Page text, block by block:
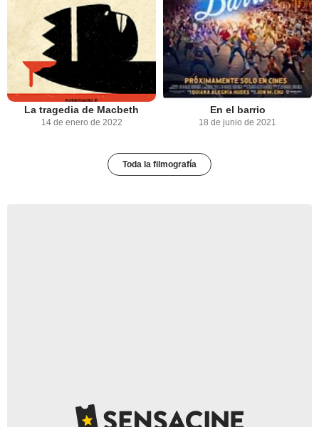
La tragedia de Macbeth
14 de enero de 2022
En el barrio
18 de junio de 2021
Toda la filmografía